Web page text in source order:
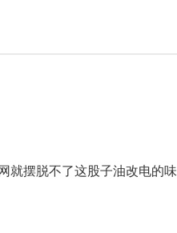
就摆脱不了这股子油改电的味